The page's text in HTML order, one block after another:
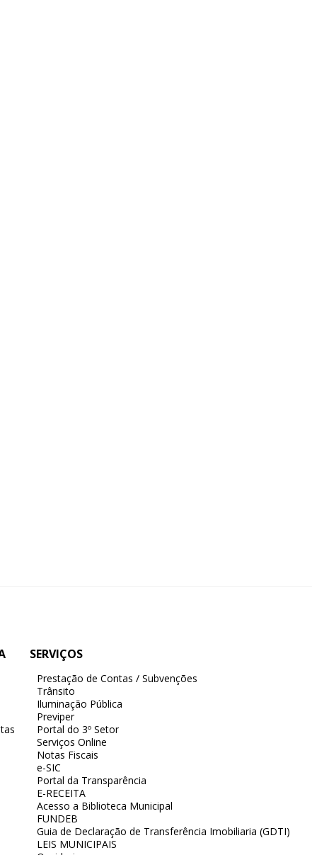
SERVIÇOS
Prestação de Contas / Subvenções
Trânsito
Iluminação Pública
Previper
Portal do 3º Setor
Serviços Online
Notas Fiscais
e-SIC
Portal da Transparência
E-RECEITA
Acesso a Biblioteca Municipal
FUNDEB
Guia de Declaração de Transferência Imobiliaria (GDTI)
LEIS MUNICIPAIS